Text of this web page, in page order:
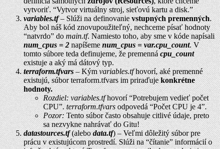
vytvoriť. “Vytvor virtuálny stroj, sieťovú kartu a disk.”
variables.tf – Slúži na definovanievstupných premenných.
Aby bol náš kód znovupoužiteľný, nechceme písať hodnoty
“natvrdo” domain.tf. Namiesto toho, aby sme v kóde napísali
num_cpus = 2napíšemenum_cpus = var.cpu_count. V
tomto súbore teda definujeme, že premennácpu_count
existuje a aký má dátový typ.
terraform.tfvars– Kýmvariables.tfhovorí, aké premenné
existujú, súbor terraform.tfvars im priraďujekonkrétne
hodnoty.
Rozdiel: variables.tfhovorí “Potrebujem vedieť počet
CPU”.terraform.tfvarsodpovedá “Počet CPU je 4”.
Pozor:Tento súbor často obsahuje citlivé údaje, preto
sa nezvykne nahrávať do Gitu!
datastources.tf(alebodata.tf) – Veľmi dôležitý súbor pre
prácu v existujúcom prostredí. Slúži na “čítanie” informácií o